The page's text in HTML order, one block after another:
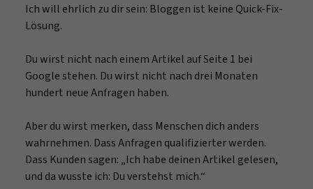
Ich will ehrlich zu dir sein: Bloggen ist keine Quick-Fix-
Lösung.
Du wirst nicht nach einem Artikel auf Seite 1 bei
Google stehen. Du wirst nicht nach drei Monaten
hundert neue Anfragen haben.
Aber du wirst merken, dass Menschen dich anders
wahrnehmen. Dass Anfragen qualifizierter werden.
Dass Kunden sagen: „Ich habe deinen Artikel gelesen,
und da wusste ich: Du verstehst mich.“